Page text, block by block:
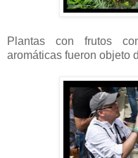
Plantas con frutos
aromáticas fueron objeto